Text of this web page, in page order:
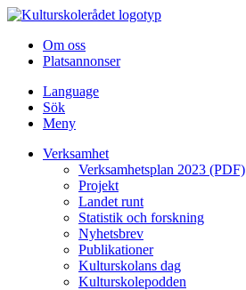
Hoppa till innehållet
Om oss
Platsannonser
Language
Sök
Meny
Verksamhet
Verksamhetsplan 2023 (PDF)
Projekt
Landet runt
Statistik och forskning
Nyhetsbrev
Publikationer
Kulturskolans dag
Kulturskolepodden